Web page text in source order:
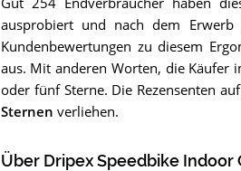
ausprobiert und nach dem
Kundenbewertungen zu diesem
aus. Mit anderen Worten, die Käufer
oder fünf Sterne. Die Rezensenten
Sternen verliehen.
Über Dripex Speedbike Indoor